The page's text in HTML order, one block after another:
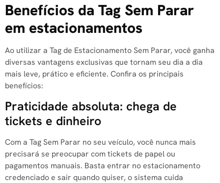
Benefícios da Tag Sem Parar
em estacionamentos
Ao utilizar a Tag de Estacionamento Sem Parar, você ganha
diversas vantagens exclusivas que tornam seu dia a dia
mais leve, prático e eficiente. Confira os principais
benefícios:
Praticidade absoluta: chega de
tickets e dinheiro
Com a Tag Sem Parar no seu veículo, você nunca mais
precisará se preocupar com tickets de papel ou
pagamentos manuais. Basta entrar no estacionamento
credenciado e sair quando quiser, o sistema cuida